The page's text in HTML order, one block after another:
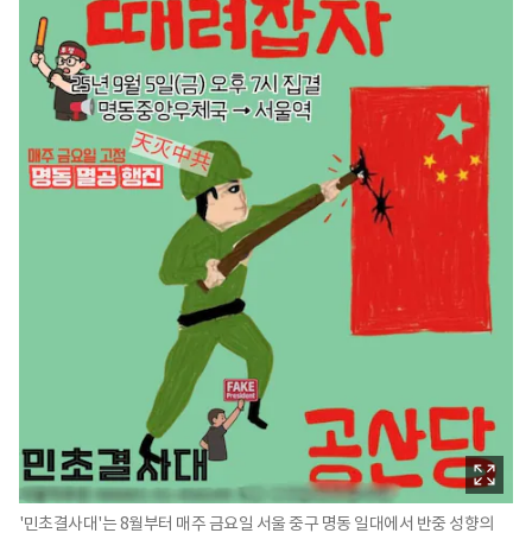
'민초결사대'는 8월부터 매주 금요일 서울 중구 명동 일대에서 반중 성향의